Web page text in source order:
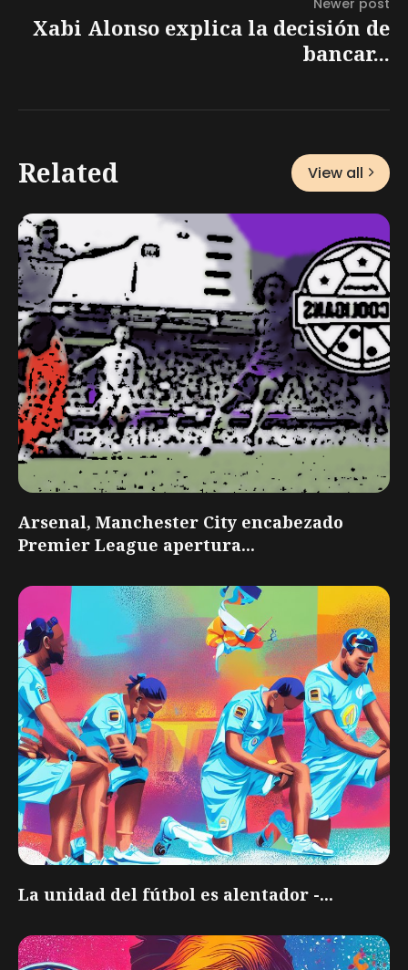
Xabi Alonso explica la decisión de
bancar...
Related View all
Arsenal, Manchester City encabezado
Premier League apertura...
La unidad del fútbol es alentador -...